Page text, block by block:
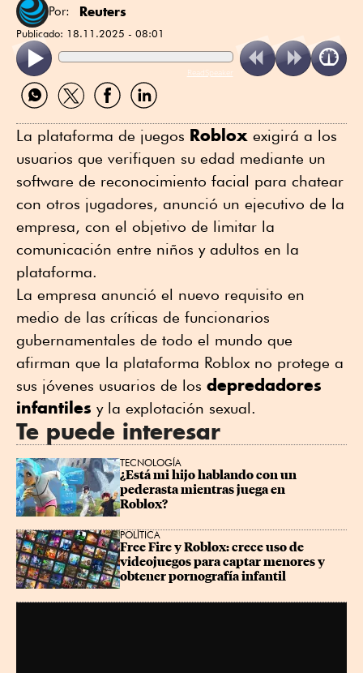
Por: Reuters
Publicado: 18.11.2025 - 08:01
ReadSpeaker
Compartir
por
Compartir
por
Compartir
por
Compartir
por
La plataforma de juegos Roblox exigirá a los
usuarios que verifiquen su edad mediante un
software de reconocimiento facial para chatear
con otros jugadores, anunció un ejecutivo de la
empresa, con el objetivo de limitar la
comunicación entre niños y adultos en la
plataforma.
La empresa anunció el nuevo requisito en
medio de las críticas de funcionarios
gubernamentales de todo el mundo que
afirman que la plataforma Roblox no protege a
sus jóvenes usuarios de los depredadores
infantiles y la explotación sexual.
Te puede interesar
TECNOLOGÍA
¿Está mi hijo hablando con un
pederasta mientras juega en
Roblox?
POLÍTICA
Free Fire y Roblox: crece uso de
videojuegos para captar menores y
obtener pornografía infantil